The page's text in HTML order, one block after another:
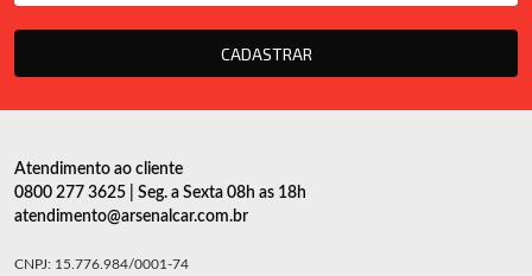
CADASTRAR
Atendimento ao cliente
0800 277 3625 | Seg. a Sexta 08h as 18h
atendimento@arsenalcar.com.br
CNPJ: 15.776.984/0001-74